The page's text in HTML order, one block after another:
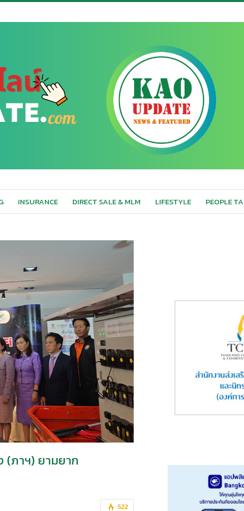
INSURANCE DIRECT SALE & MLM LIFESTYLE PEOPLE
(ภาฯ) ยามยาก
522